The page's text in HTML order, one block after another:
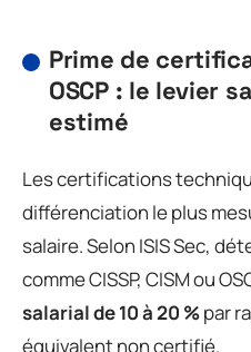
Prime de
OSCP : le levier
estimé
Les certifications
différenciation le plus
salaire. Selon ISIS Sec,
comme CISSP, CISM ou
salarial de 10 à 20 %par
équivalent non certifié.